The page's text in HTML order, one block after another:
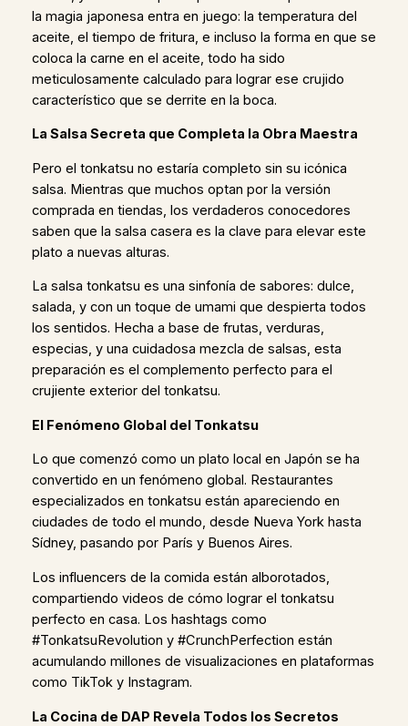
la magia japonesa entra en juego: la temperatura del
aceite, el tiempo de fritura, e incluso la forma en que se
coloca la carne en el aceite, todo ha sido
meticulosamente calculado para lograr ese crujido
característico que se derrite en la boca.
La Salsa Secreta que Completa la Obra Maestra
Pero el tonkatsu no estaría completo sin su icónica
salsa. Mientras que muchos optan por la versión
comprada en tiendas, los verdaderos conocedores
saben que la salsa casera es la clave para elevar este
plato a nuevas alturas.
La salsa tonkatsu es una sinfonía de sabores: dulce,
salada, y con un toque de umami que despierta todos
los sentidos. Hecha a base de frutas, verduras,
especias, y una cuidadosa mezcla de salsas, esta
preparación es el complemento perfecto para el
crujiente exterior del tonkatsu.
El Fenómeno Global del Tonkatsu
Lo que comenzó como un plato local en Japón se ha
convertido en un fenómeno global. Restaurantes
especializados en tonkatsu están apareciendo en
ciudades de todo el mundo, desde Nueva York hasta
Sídney, pasando por París y Buenos Aires.
Los influencers de la comida están alborotados,
compartiendo videos de cómo lograr el tonkatsu
perfecto en casa. Los hashtags como
#TonkatsuRevolution y #CrunchPerfection están
acumulando millones de visualizaciones en plataformas
como TikTok y Instagram.
La Cocina de DAP Revela Todos los Secretos